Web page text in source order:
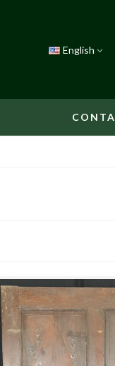
English